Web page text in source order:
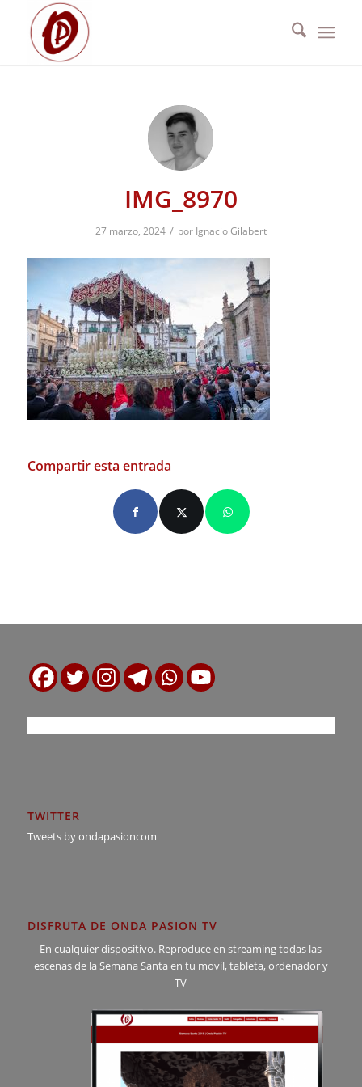
IMG_8970
27 marzo, 2024 / por Ignacio Gilabert
Compartir esta entrada
TWITTER
Tweets by ondapasioncom
DISFRUTA DE ONDA PASION TV
En cualquier dispositivo. Reproduce en streaming todas las
escenas de la Semana Santa en tu movil, tableta, ordenador y
TV